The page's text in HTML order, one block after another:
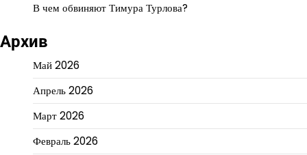
В чем обвиняют Тимура Турлова?
Архив
Май 2026
Апрель 2026
Март 2026
Февраль 2026